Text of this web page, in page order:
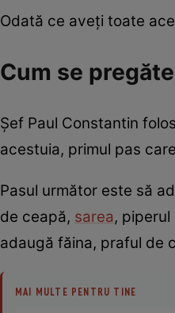
Odată ce aveți toate
Cum se
Șef Paul Constantin
acestuia, primul pas
Pasul următor este să
de ceapă, sarea,
adaugă făina, praful de
MAI MULTE PENTRU TINE